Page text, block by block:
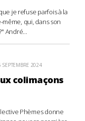
je refuse parfois à la
qui, dans son
André...
SEPTEMBRE 2024
colimaçons
Phèmes donne